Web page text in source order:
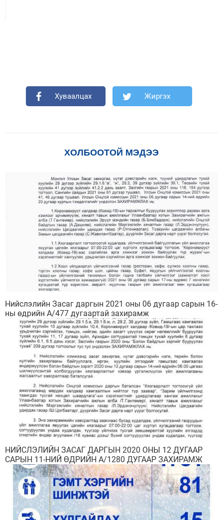
Хуваалцах Жиргэх
ХОЛБООТОЙ МЭДЭЭ
Нийслэлийн Засаг даргын 2021 оны 06 дугаар сарын 16-
ны өдрийн А/477 дугаартай захирамж
НИЙСЛЭЛИЙН ЗАСАГ ДАРГЫН 2020 ОНЫ 12 ДУГААР
САРЫН 11-НИЙ ӨДРИЙН А/1280 ДУГААР ЗАХИРАМЖ